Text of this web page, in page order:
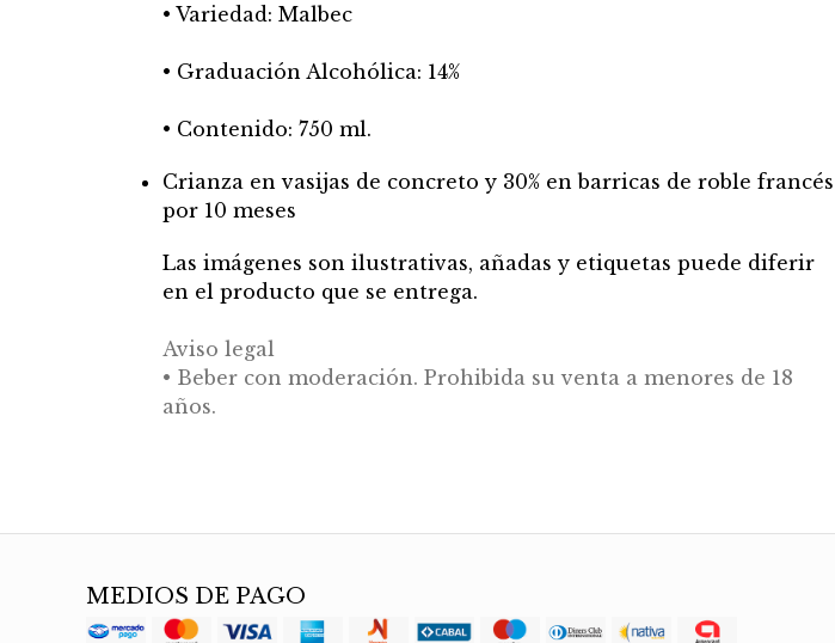
• Variedad: Malbec
• Graduación Alcohólica: 14%
• Contenido: 750 ml.
Crianza en vasijas de concreto y 30% en barricas de roble francés
por 10 meses
Las imágenes son ilustrativas, añadas y etiquetas puede diferir
en el producto que se entrega.
Aviso legal
• Beber con moderación. Prohibida su venta a menores de 18
años.
MEDIOS DE PAGO